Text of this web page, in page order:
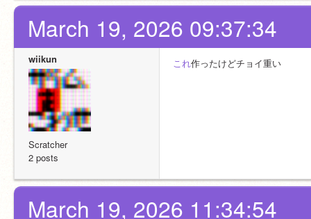
March 19, 2026 09:37:34
wiikun
Scratcher
2 posts
これ作ったけどチョイ重い
March 19, 2026 11:34:54